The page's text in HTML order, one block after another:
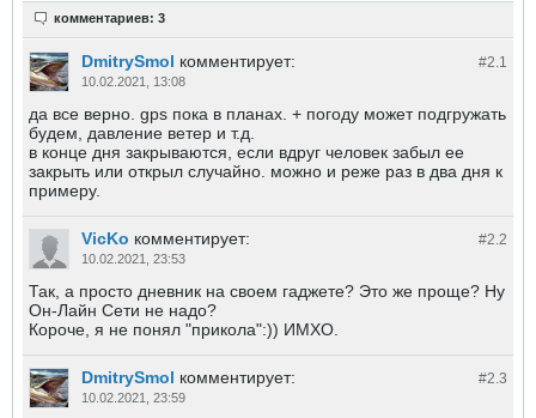
комментариев: 3
#2.1
DmitrySmol комментирует:
10.02.2021, 13:08
да все верно. gps пока в планах. + погоду может подгружать
будем, давление ветер и т.д.
в конце дня закрываются, если вдруг человек забыл ее
закрыть или открыл случайно. можно и реже раз в два дня к
примеру.
#2.2
VicKo комментирует:
10.02.2021, 23:53
Так, а просто дневник на своем гаджете? Это же проще? Ну
Он-Лайн Сети не надо?
Короче, я не понял "прикола":)) ИМХО.
#2.3
DmitrySmol комментирует:
10.02.2021, 23:59